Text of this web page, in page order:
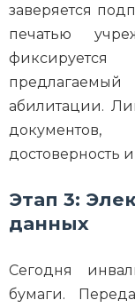
заверяется
печатью
абилитации.
документов,
достоверность
Этап 3:
данных
Сегодня
бумаги.